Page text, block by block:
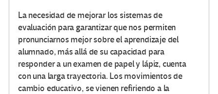
La necesidad de mejorar los sistemas de
evaluación para garantizar que nos permiten
pronunciarnos mejor sobre el aprendizaje del
alumnado, más allá de su capacidad para
responder a un examen de papel y lápiz, cuenta
con una larga trayectoria. Los movimientos de
cambio educativo, se vienen refiriendo a la